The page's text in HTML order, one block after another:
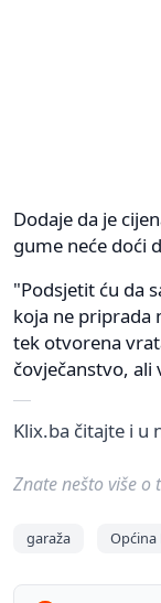
Dodaje da je
gume neće doći
"Podsjetit ću da
koja ne priprada
tek otvorena
čovječanstvo, ali
Klix.ba čitajte i u
Znate nešto više
garaža Općina